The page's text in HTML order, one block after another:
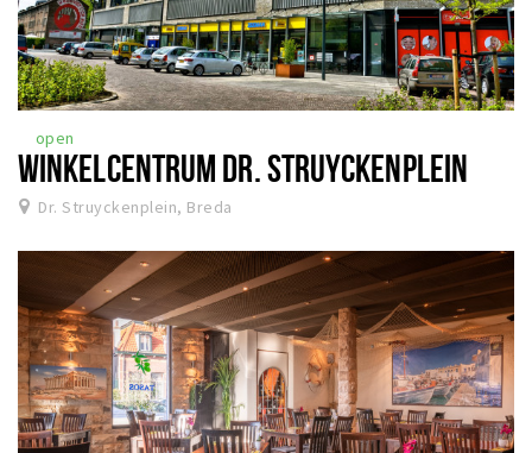
open
WINKELCENTRUM DR. STRUYCKENPLEIN
Dr. Struyckenplein, Breda